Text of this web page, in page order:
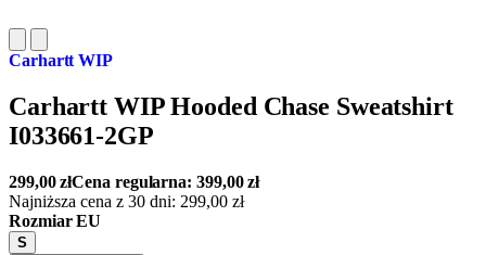
Carhartt WIP
Carhartt WIP Hooded Chase Sweatshirt
I033661-2GP
299,00złCena regularna:399,00zł
Najniższa cena z 30 dni: 299,00 zł
Rozmiar EU
S